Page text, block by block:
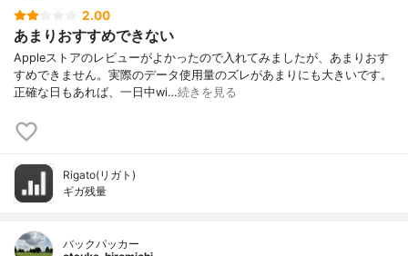
2.00
あまりおすすめできない
Appleストアのレビューがよかったので入れてみましたが、あまりおす
すめできません。実際のデータ使用量のズレがあまりにも大きいです。
正確な日もあれば、一日中wi…続きを見る
Rigato(リガト)
ギガ残‪量‬
バックパッカー